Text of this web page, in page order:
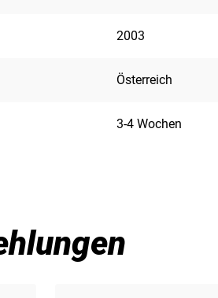
2003
Österreich
3-4 Wochen